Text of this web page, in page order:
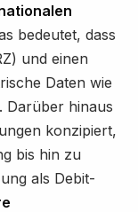
bedeutet, dass
und einen
Daten wie
Darüber hinaus
konzipiert,
bis hin zu
als Debit-